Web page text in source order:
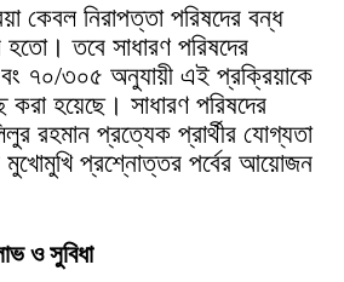
কেবল নিরাপত্তা পরিষদের বন্ধ
তবে সাধারণ পরিষদের
৭০/৩০৫ অনুযায়ী এই প্রক্রিয়াকে
হয়েছে। সাধারণ পরিষদের
রহমান প্রত্যেক প্রার্থীর যোগ্যতা
মুখোমুখি প্রশ্নোত্তর পর্বের আয়োজন
ও সুবিধা